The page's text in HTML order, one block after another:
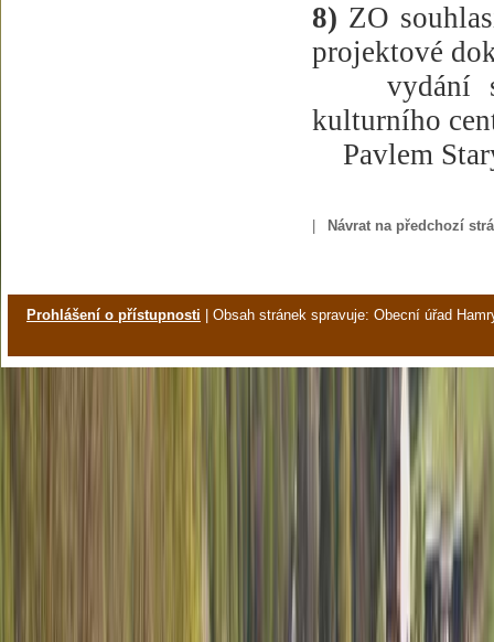
8) ZO
projektové
vydání
kulturního
Pavlem
Návrat na předchozí
Prohlášení o přístupnosti | Obsah stránek spravuje: Obecní úřad